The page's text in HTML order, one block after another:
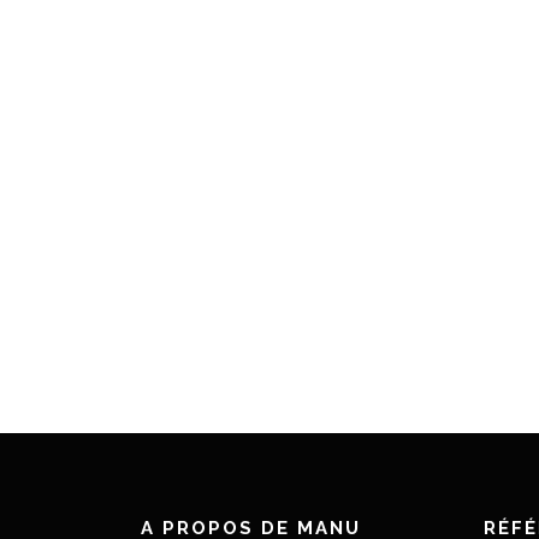
A PROPOS DE MANU